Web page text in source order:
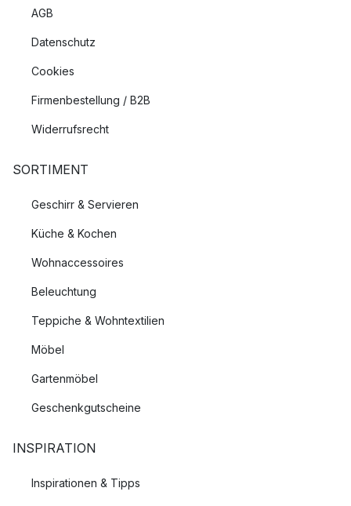
AGB
Datenschutz
Cookies
Firmenbestellung / B2B
Widerrufsrecht
SORTIMENT
Geschirr & Servieren
Küche & Kochen
Wohnaccessoires
Beleuchtung
Teppiche & Wohntextilien
Möbel
Gartenmöbel
Geschenkgutscheine
INSPIRATION
Inspirationen & Tipps